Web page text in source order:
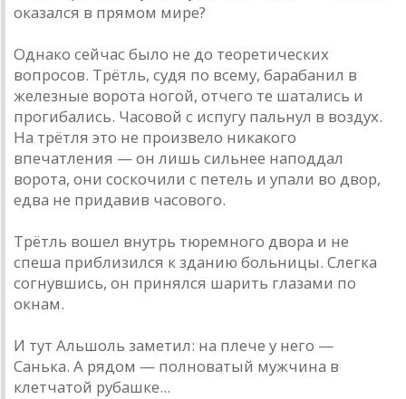
оказался в прямом мире?
Однако сейчас было не до теоретических
вопросов. Трётль, судя по всему, барабанил в
железные ворота ногой, отчего те шатались и
прогибались. Часовой с испугу пальнул в воздух.
На трётля это не произвело никакого
впечатления — он лишь сильнее наподдал
ворота, они соскочили с петель и упали во двор,
едва не придавив часового.
Трётль вошел внутрь тюремного двора и не
спеша приблизился к зданию больницы. Слегка
согнувшись, он принялся шарить глазами по
окнам.
И тут Альшоль заметил: на плече у него —
Санька. А рядом — полноватый мужчина в
клетчатой рубашке...